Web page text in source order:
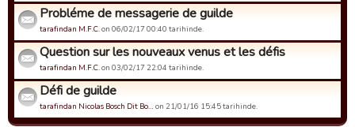
Probléme de messagerie de guilde
tarafindan M.F.C.on 06/02/17 00:40 tarihinde.
Question sur les nouveaux venus et les défis
tarafindan M.F.C.on 03/02/17 22:04 tarihinde.
Défi de guilde
tarafindan Nicolas Bosch Dit Bo… on 21/01/16 15:45 tarihinde.